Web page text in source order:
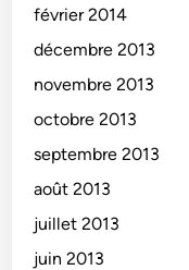
février 2014
décembre 2013
novembre 2013
octobre 2013
septembre 2013
août 2013
juillet 2013
juin 2013